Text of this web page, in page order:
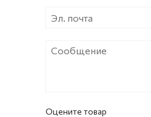
Оцените товар